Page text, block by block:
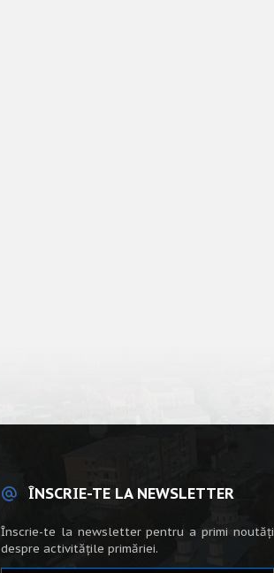
ÎNSCRIE-TE LA NEWSLETTER
Înscrie-te la newsletter pentru a primi noutăți
despre activitățile primăriei.